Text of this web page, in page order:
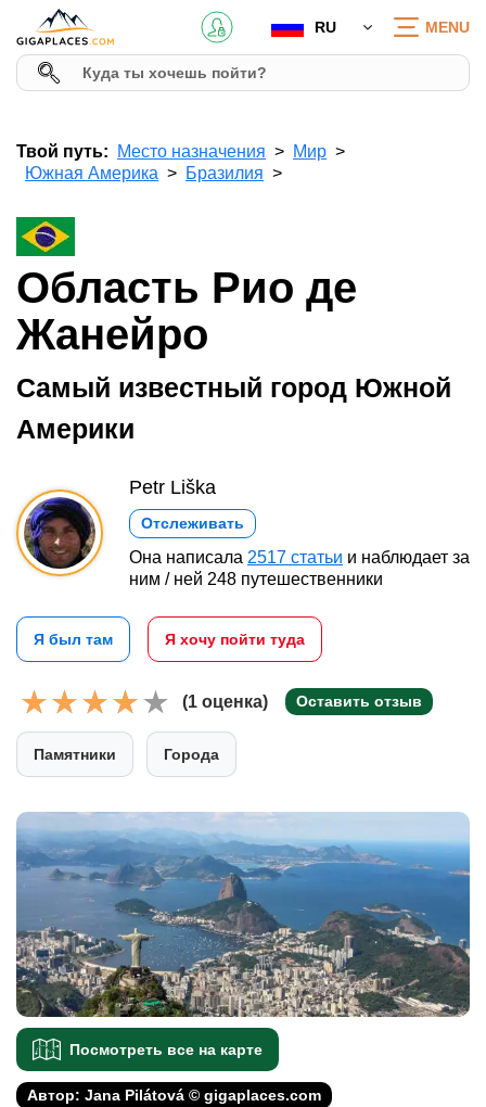
RU MENU
Твой путь: Место назначения
Мир
Южная Америка
Бразилия
Область Рио де
Жанейро
Самый известный город Южной
Америки
Petr Liška
Отслеживать
Она написала 2517 статьи и наблюдает за
ним / ней 248 путешественники
Я был там Я хочу пойти туда
(1 оценка) Оставить отзыв
Памятники Города
Посмотреть все на карте
Автор: Jana Pilátová © gigaplaces.com